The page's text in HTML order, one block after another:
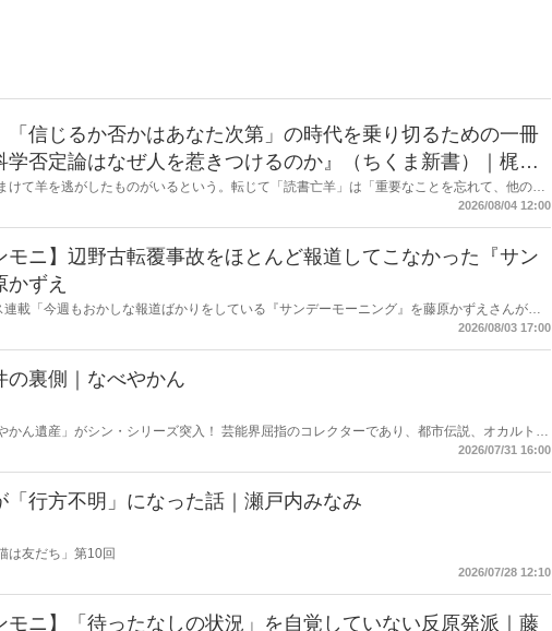
「信じるか否かはあなた次第」の時代を乗り切るための一冊
学否定論はなぜ人を惹きつけるのか』（ちくま新書）｜梶原
けて羊を逃がしたものがいるという。転じて「読書亡羊」は「重要なことを忘れて、他のこ
」を指す四字熟語になった。だが時に仕事を放り出してでも、読むべき本がある。元月刊
2026/08/04 12:00
モニ】辺野古転覆事故をほとんど報道してこなかった『サン
かずえ
連載「今週もおかしな報道ばかりをしている『サンデーモーニング』を藤原かずえさんがデ
2026/08/03 17:00
の裏側｜なべやかん
かん遺産」がシン・シリーズ突入！ 芸能界屈指のコレクターであり、都市伝説、オカルト、
題が大好きな芸人・なべやかんが蒐集した選りすぐりの「怪」な話を紹介！信じるか信じな
2026/07/31 16:00
「行方不明」になった話｜瀬戸内みなみ
は友だち」第10回
2026/07/28 12:10
モニ】「待ったなしの状況」を自覚していない反原発派｜藤